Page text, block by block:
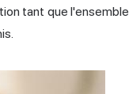
tant que l'ensemble